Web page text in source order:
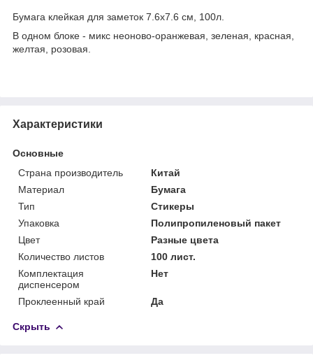
Бумага клейкая для заметок 7.6х7.6 см, 100л.
В одном блоке - микс неоново-оранжевая, зеленая, красная,
желтая, розовая.
Характеристики
Основные
Страна производитель
Китай
Материал
Бумага
Тип
Стикеры
Упаковка
Полипропиленовый пакет
Цвет
Разные цвета
Количество листов
100 лист.
Комплектация
диспенсером
Нет
Проклеенный край Да
Скрыть